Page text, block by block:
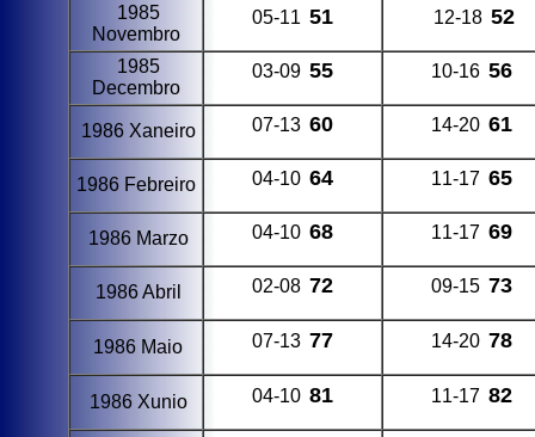
1985
Novembro
05-11 51 12-18 52
1985
Decembro
03-09 55 10-16 56
1986 Xaneiro 07-13 60 14-20 61
1986 Febreiro 04-10 64 11-17 65
1986 Marzo 04-10 68 11-17 69
1986 Abril 02-08 72 09-15 73
1986 Maio 07-13 77 14-20 78
1986 Xunio 04-10 81 11-17 82